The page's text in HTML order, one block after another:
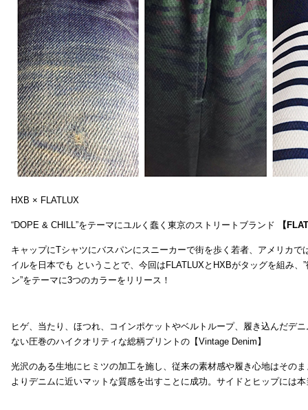
HXB × FLATLUX
“DOPE & CHILL”をテーマにユルく蠢く東京のストリートブランド 【
キャップにTシャツにバスパンにスニーカーで街を歩く若者、アメリカで
イルを日本でも ということで、今回はFLATLUXとHXBがタッグを組み、
ン”をテーマに3つのカラーをリリース！
ヒゲ、当たり、ほつれ、コインポケットやベルトループ、履き込んだデ
ない圧巻のハイクオリティな総柄プリントの【Vintage Denim】
光沢のある生地にヒミツの加工を施し、従来の素材感や履き心地はそのま
よりデニムに近いマットな質感を出すことに成功。サイドとヒップには